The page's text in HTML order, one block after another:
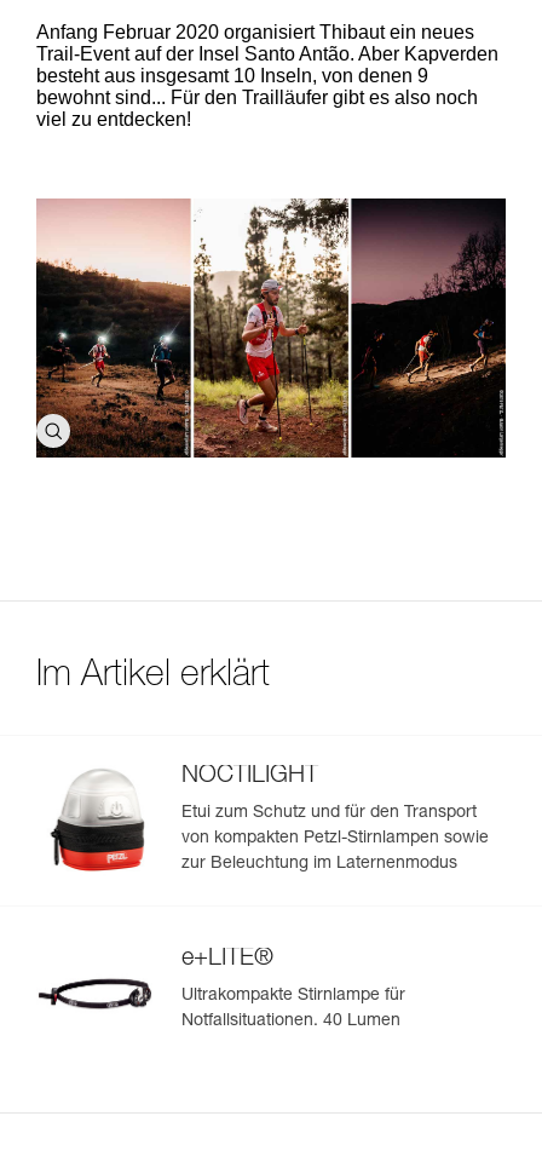
Anfang Februar 2020 organisiert Thibaut ein neues
Trail-Event auf der Insel Santo Antão. Aber Kapverden
besteht aus insgesamt 10 Inseln, von denen 9
bewohnt sind... Für den Trailläufer gibt es also noch
viel zu entdecken!
Im Artikel erklärt
NOCTILIGHT
Etui zum Schutz und für den Transport
von kompakten Petzl-Stirnlampen sowie
zur Beleuchtung im Laternenmodus
e+LITE®
Ultrakompakte Stirnlampe für
Notfallsituationen. 40 Lumen